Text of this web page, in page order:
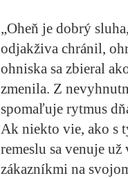
„Oheň je dobrý
odjakživa chránil,
ohniska sa zbieral
zmenila. Z
spomaľuje rytmus
Ak niekto vie, ako s
remeslu sa venuje
zákazníkmi na